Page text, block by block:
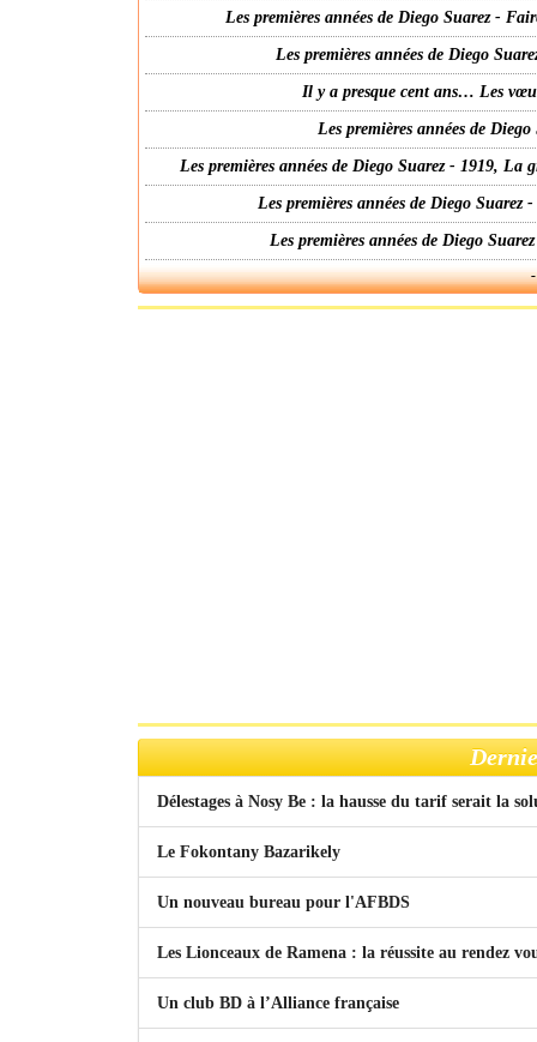
Les premières années de Diego Suarez -
Les premières années de Diego
Il y a presque cent ans… Les
Les premières années de
Les premières années de Diego Suarez - 1919,
Les premières années de Diego
Les premières années de Diego
Délestages à Nosy Be : la hausse du tarif serait la
Le Fokontany Bazarikely
Un nouveau bureau pour l'AFBDS
Les Lionceaux de Ramena : la réussite au rendez
Un club BD à l’Alliance française